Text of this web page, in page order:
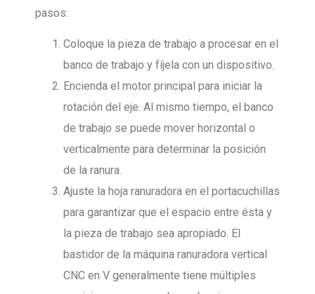
pasos:
Coloque la pieza de trabajo a procesar en el
banco de trabajo y fíjela con un dispositivo.
Encienda el motor principal para iniciar la
rotación del eje. Al mismo tiempo, el banco
de trabajo se puede mover horizontal o
verticalmente para determinar la posición
de la ranura.
Ajuste la hoja ranuradora en el portacuchillas
para garantizar que el espacio entre ésta y
la pieza de trabajo sea apropiado. El
bastidor de la máquina ranuradora vertical
CNC en V generalmente tiene múltiples